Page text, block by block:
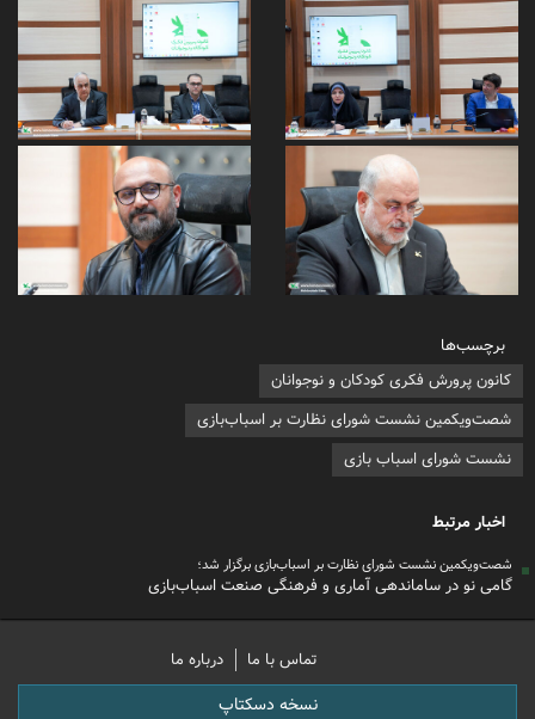
برچسب‌ها
کانون پرورش فکری کودکان و نوجوانان
شصت‌ویکمین نشست شورای نظارت بر اسباب‌بازی
نشست شورای اسباب بازی
اخبار مرتبط
شصت‌ویکمین نشست شورای نظارت بر اسباب‌بازی برگزار شد؛
گامی نو در ساماندهی آماری و فرهنگی صنعت اسباب‌بازی
تماس با ما درباره ما
نسخه دسکتاپ